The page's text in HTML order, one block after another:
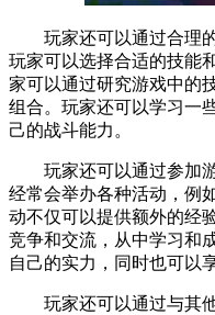
玩家还可以通过合理的
玩家可以选择合适的技能
家可以通过研究游戏中的
组合。玩家还可以学习一
己的战斗能力。
玩家还可以通过参加游
经常会举办各种活动，例
动不仅可以提供额外的经
竞争和交流，从中学习和
自己的实力，同时也可以
玩家还可以通过与其他